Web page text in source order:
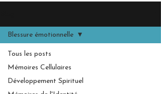
Tous les posts
Mémoires Cellulaires
Développement Spirituel
Blessure émotionnelle